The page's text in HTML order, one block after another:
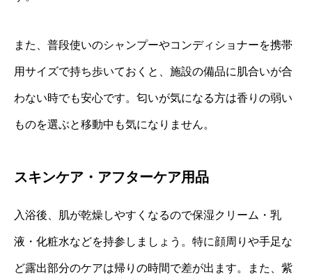
また、普段使いのシャンプーやコンディショナーを携帯
用サイズで持ち歩いておくと、施設の備品に肌合いが合
わない時でも安心です。匂いが気になる方は香りの弱い
ものを選ぶと移動中も気になりません。
スキンケア・アフターケア用品
入浴後、肌が乾燥しやすくなるので保湿クリーム・乳
液・化粧水などを持参しましょう。特に顔周りや手足な
ど露出部分のケアは帰りの時間で差が出ます。また、紫